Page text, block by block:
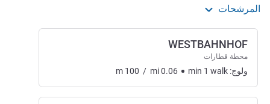
المرشحات
WESTBAHNHOF
محطة قطارات
ولوج: m 100 / mi0.06 min 1 walk